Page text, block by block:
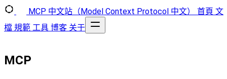
MCP 中文站（Model Context Protocol 中文） 首頁 文
檔 規範 工具 博客 关于
MCP